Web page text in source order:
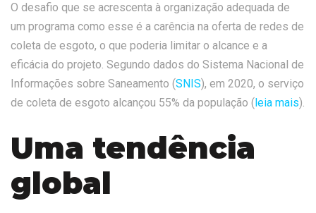
O desafio que se acrescenta à organização adequada de
um programa como esse é a carência na oferta de redes de
coleta de esgoto, o que poderia limitar o alcance e a
eficácia do projeto. Segundo dados do Sistema Nacional de
Informações sobre Saneamento (SNIS), em 2020, o serviço
de coleta de esgoto alcançou 55% da população (leia mais).
Uma tendência
global